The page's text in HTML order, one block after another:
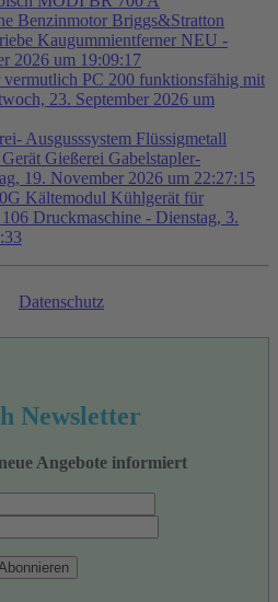
Benzinmotor Briggs&Stratton
Kaugummientferner NEU -
2026 um 19:09:17
vermutlich PC 200 funktionsfähig mit
23. September 2026 um
Ausgusssystem Flüssigmetall
Gießerei Gabelstapler-
19. November 2026 um 22:27:15
Kältemodul Kühlgerät für
Druckmaschine - Dienstag, 3.
Datenschutz
Newsletter
Angebote informiert